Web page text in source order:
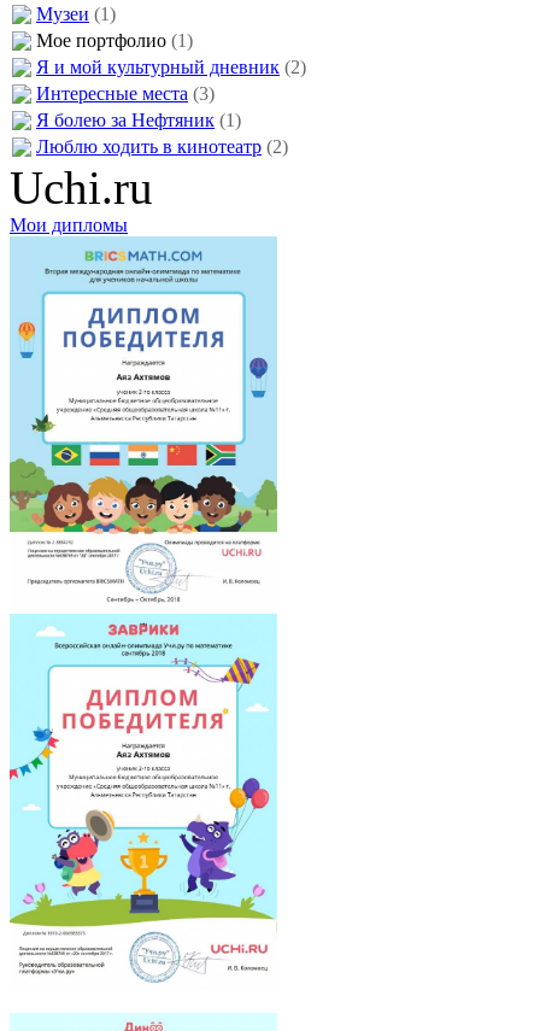
Музеи (1)
Мое портфолио (1)
Я и мой культурный дневник (2)
Интересные места (3)
Я болею за Нефтяник (1)
Люблю ходить в кинотеатр (2)
Uchi.ru
Мои дипломы